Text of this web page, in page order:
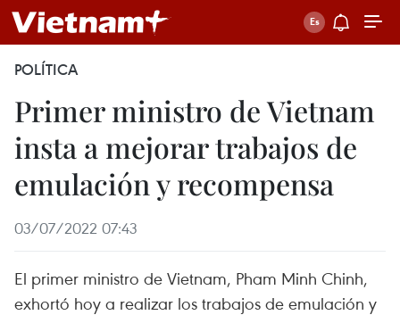
POLÍTICA
Primer ministro de Vietnam
insta a mejorar trabajos de
emulación y recompensa
03/07/2022 07:43
El primer ministro de Vietnam, Pham Minh Chinh,
exhortó hoy a realizar los trabajos de emulación y